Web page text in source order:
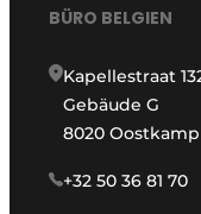
BÜRO BELGIEN
Kapellestraat
Gebäude G
8020
+32 50 36 81 70